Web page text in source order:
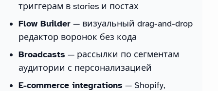
триггерам в stories и постах
Flow Builder— визуальный drag-and-drop
редактор воронок без кода
Broadcasts — рассылки по сегментам
аудитории с персонализацией
E-commerce integrations — Shopify,